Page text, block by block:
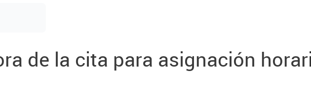
de la cita para asignación